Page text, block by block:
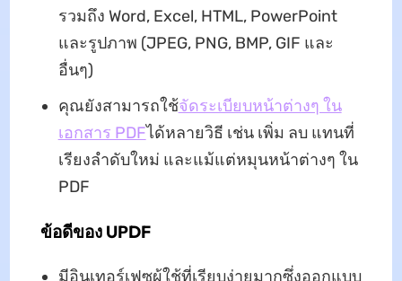
รวมถึง Word, Excel, HTML, PowerPoint
และรูปภาพ (JPEG, PNG, BMP, GIF และ
อื่นๆ)
คุณยังสามารถใช้จัดระเบียบหน้าต่างๆ ใน
เอกสาร PDFได้หลายวิธี เช่น เพิ่ม ลบ แทนที่
เรียงลำดับใหม่ และแม้แต่หมุนหน้าต่างๆ ใน ​​
PDF
ข้อดีของ UPDF
มีอินเทอร์เฟซผู้ใช้ที่เรียบง่ายมากซึ่งออกแบบ